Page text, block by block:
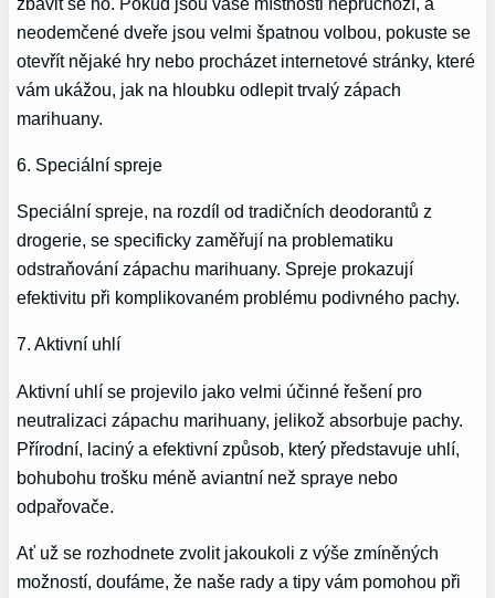
neodemčené dveře jsou velmi špatnou volbou, pokuste se
otevřít nějaké hry nebo procházet internetové stránky, které
vám ukážou, jak na hloubku odlepit trvalý zápach
marihuany.
6. Speciální spreje
Speciální spreje, na rozdíl od tradičních deodorantů z
drogerie, se specificky zaměřují na problematiku
odstraňování zápachu marihuany. Spreje prokazují
efektivitu při komplikovaném problému podivného pachy.
7. Aktivní uhlí
Aktivní uhlí se projevilo jako velmi účinné řešení pro
neutralizaci zápachu marihuany, jelikož absorbuje pachy.
Přírodní, laciný a efektivní způsob, který představuje uhlí,
bohubohu trošku méně aviantní než spraye nebo
odpařovače.
Ať už se rozhodnete zvolit jakoukoli z výše zmíněných
možností, doufáme, že naše rady a tipy vám pomohou při